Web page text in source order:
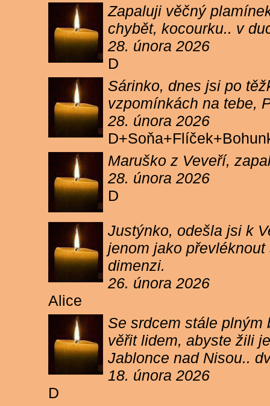
Zapaluji věčný
chybět, kocourku.. v
28. února 2026
D
Sárinko, dnes jsi po
vzpomínkách na tebe,
28. února 2026
Maruško z Veveří,
28. února 2026
D
Justýnko, odešla jsi k
jenom jako
dimenzi.
26. února 2026
Alice
Se srdcem stále
věřit lidem, abyste žili
Jablonce nad Nisou..
18. února 2026
D